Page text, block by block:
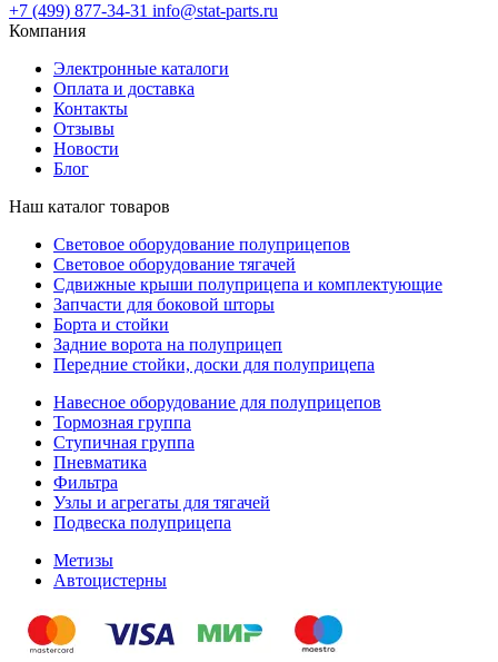
+7 (499) 877-34-31 info@stat-parts.ru
Компания
Электронные каталоги
Оплата и доставка
Контакты
Отзывы
Новости
Блог
Наш каталог товаров
Световое оборудование полуприцепов
Световое оборудование тягачей
Сдвижные крыши полуприцепа и комплектующие
Запчасти для боковой шторы
Борта и стойки
Задние ворота на полуприцеп
Передние стойки, доски для полуприцепа
Навесное оборудование для полуприцепов
Тормозная группа
Ступичная группа
Пневматика
Фильтра
Узлы и агрегаты для тягачей
Подвеска полуприцепа
Метизы
Автоцистерны